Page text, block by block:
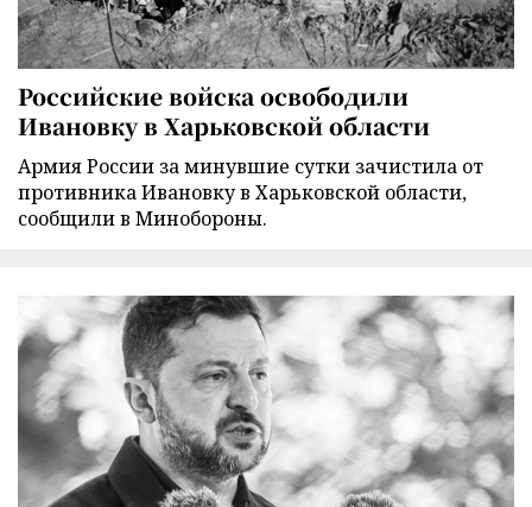
Российские войска освободили
Ивановку в Харьковской области
Армия России за минувшие сутки зачистила от
противника Ивановку в Харьковской области,
сообщили в Минобороны.